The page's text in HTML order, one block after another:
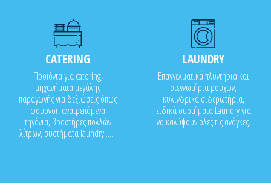
CATERING
Προϊόντα για catering,
μηχανήματα μεγάλης
παραγωγής για δεξιώσεις όπως
φούρνοι, ανατρεπόμενα
τηγάνια, βραστήρες πολλών
λίτρων, συστήματα laundry.......
LAUNDRY
Επαγγελματικά πλυντήρια και
στεγνωτήρια ρούχων,
κυλινδρικά σιδερωτήρια,
ειδικά συστήματα Laundry για
να καλύψουν όλες τις ανάγκες.